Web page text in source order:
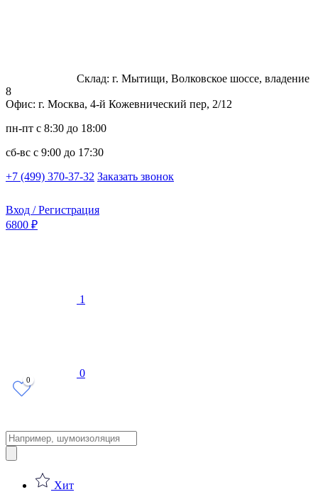
Склад: г. Мытищи, Волковское шоссе, владение
8
Офис: г. Москва, 4-й Кожевнический пер, 2/12
пн-пт с 8:30 до 18:00
сб-вс с 9:00 до 17:30
+7 (499) 370-37-32 Заказать звонок
Вход / Регистрация
6800 ₽
1
0
0
Поиск
товаров
Хит